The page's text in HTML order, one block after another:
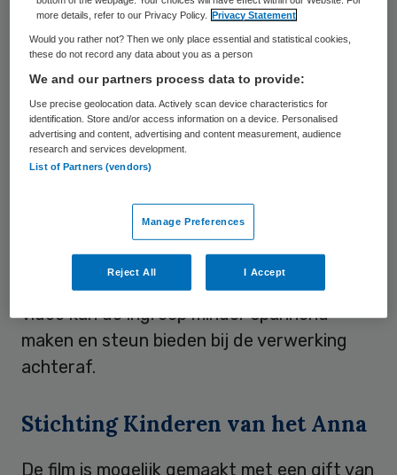
voorbereiding, waardoor het voor het kind
duidelijk is wat er gaat gebeuren, is daarom
belangrijk. De film van het St. Anna
Ziekenhuis laat zien hoe een dagopname in
z’n werk gaat en hoe het ziekenhuis er uit
ziet.
Ouders kunnen defilm
samen met hun kind
bekijken voorafgaand aan de operatie. De
video kan de ingreep minder spannend
maken en steun bieden bij de verwerking
achteraf.
Stichting Kinderen van het Anna
De film is mogelijk gemaakt met een gift van
more details, refer to our Privacy Policy.
Privacy Statement
Would you rather not? Then we only place essential and statistical cookies,
these do not record any data about you as a person
We and our partners process data to provide:
Use precise geolocation data. Actively scan device characteristics for
identification. Store and/or access information on a device. Personalised
advertising and content, advertising and content measurement, audience
research and services development.
List of Partners (vendors)
Manage Preferences
Reject All I Accept